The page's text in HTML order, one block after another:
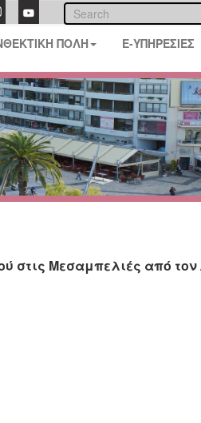
ΠΟΛΗ E-ΥΠΗΡΕΣΙΕΣ
στις Μεσαμπελιές από